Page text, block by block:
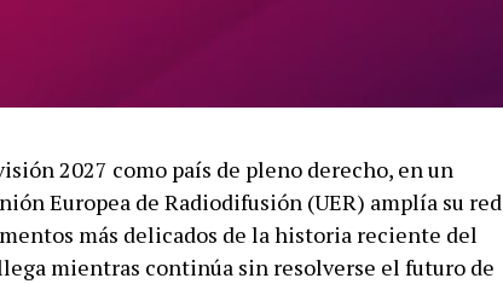
2027 como país de pleno derecho, en un
Europea de Radiodifusión (UER) amplía su red
más delicados de la historia reciente del
mientras continúa sin resolverse el futuro de